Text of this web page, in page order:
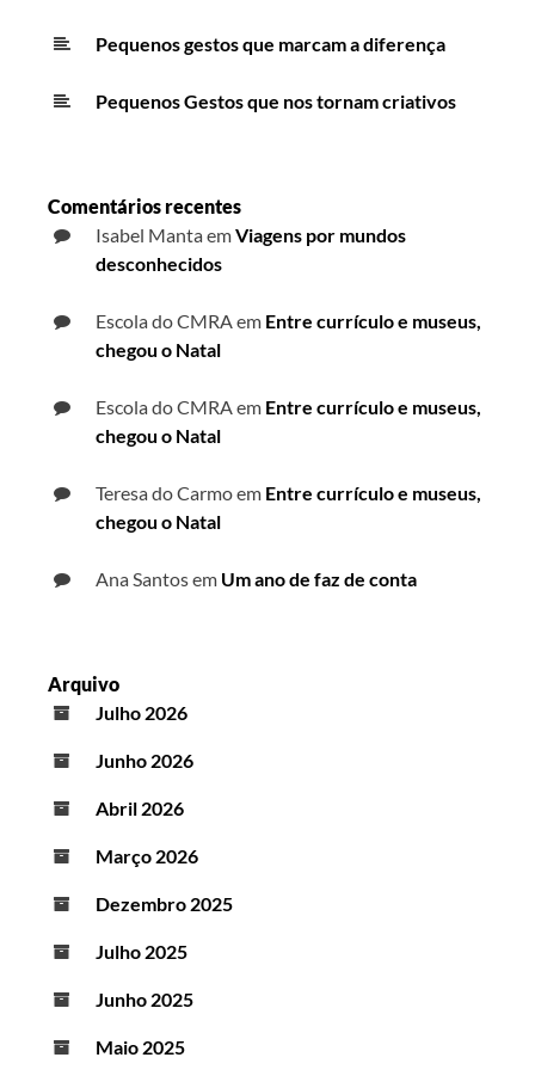
Pequenos gestos que marcam a diferença
Pequenos Gestos que nos tornam criativos
Comentários recentes
Isabel MantaemViagens por mundos
desconhecidos
Escola do CMRAem Entre currículo e museus,
chegou o Natal
Escola do CMRAem Entre currículo e museus,
chegou o Natal
Teresa do Carmoem Entre currículo e museus,
chegou o Natal
Ana Santosem Um ano de faz de conta
Arquivo
Julho 2026
Junho 2026
Abril 2026
Março 2026
Dezembro 2025
Julho 2025
Junho 2025
Maio 2025